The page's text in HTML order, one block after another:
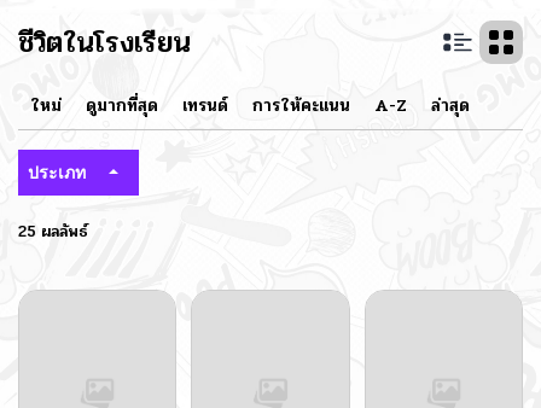
ชีวิตในโรงเรียน
ใหม่ ดูมากที่สุด เทรนด์ การให้คะแนน A-Z ล่าสุด
ประเภท
25 ผลลัพธ์